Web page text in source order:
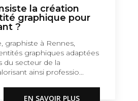
la création
graphique pour
?
graphiste à Rennes,
graphiques adaptées
du secteur de la
ainsi professio...
EN SAVOIR PLUS